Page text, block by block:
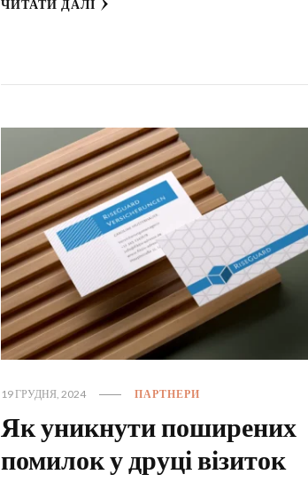
ЧИТАТИ ДАЛІ
19 ГРУДНЯ, 2024 ПАРТНЕРИ
Як уникнути поширених
помилок у друці візиток